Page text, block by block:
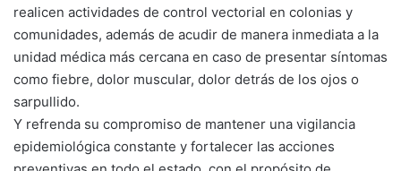
realicen actividades de control vectorial en colonias y
comunidades, además de acudir de manera inmediata a la
unidad médica más cercana en caso de presentar síntomas
como fiebre, dolor muscular, dolor detrás de los ojos o
sarpullido.
Y refrenda su compromiso de mantener una vigilancia
epidemiológica constante y fortalecer las acciones